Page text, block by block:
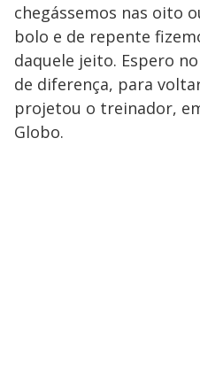
chegássemos nas oito
bolo e de repente
daquele jeito. Espero
de diferença, para
projetou o treinador,
Globo.